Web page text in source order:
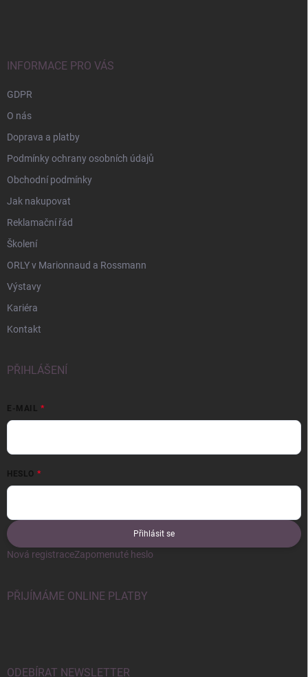
INFORMACE PRO VÁS
GDPR
O nás
Doprava a platby
Podmínky ochrany osobních údajů
Obchodní podmínky
Jak nakupovat
Reklamační řád
Školení
ORLY v Marionnaud a Rossmann
Výstavy
Kariéra
Kontakt
PŘIHLÁŠENÍ
E-MAIL
HESLO
Přihlásit se
Nová registraceZapomenuté heslo
PŘIJÍMÁME ONLINE PLATBY
ODEBÍRAT NEWSLETTER